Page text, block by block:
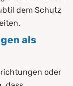
dem Schutz
als
oder